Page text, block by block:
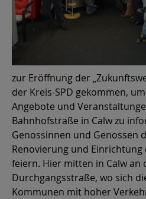
zur Eröffnung der
der Kreis-SPD gekommen,
Angebote und
Bahnhofstraße in Calw zu
Genossinnen und Genossen
Renovierung und Einrichtung
feiern. Hier mitten in Calw an
Durchgangsstraße, wo sich
Kommunen mit hoher